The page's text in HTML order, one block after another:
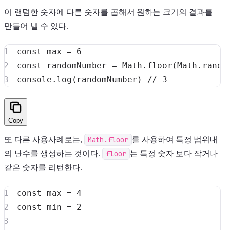
이 랜덤한 숫자에 다른 숫자를 곱해서 원하는 크기의 결과를
만들어 낼 수 있다.
const max =
6
const
randomNumber = Math . floor (Math .
console . log ( randomNumber ) // 3
Copy
또 다른 사용사례로는, Math.floor 를 사용하여 특정 범위내
의 난수를 생성하는 것이다.
floor 는 특정 숫자 보다 작거나
같은 숫자를 리턴한다.
const max = 4
const
min = 2